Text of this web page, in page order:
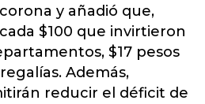
y añadió que,
$100 que invirtieron
$17 pesos
Además,
reducir el déficit de